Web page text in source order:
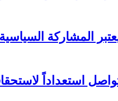
المشاركة
استعداداً لاستحقاقات